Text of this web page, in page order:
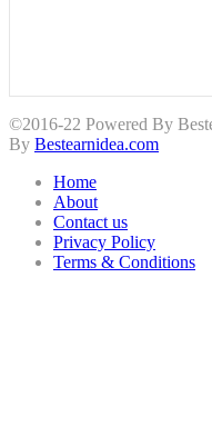
©2016-22 Powered By
By Bestearnidea.com
Home
About
Contact us
Privacy Policy
Terms & Conditions